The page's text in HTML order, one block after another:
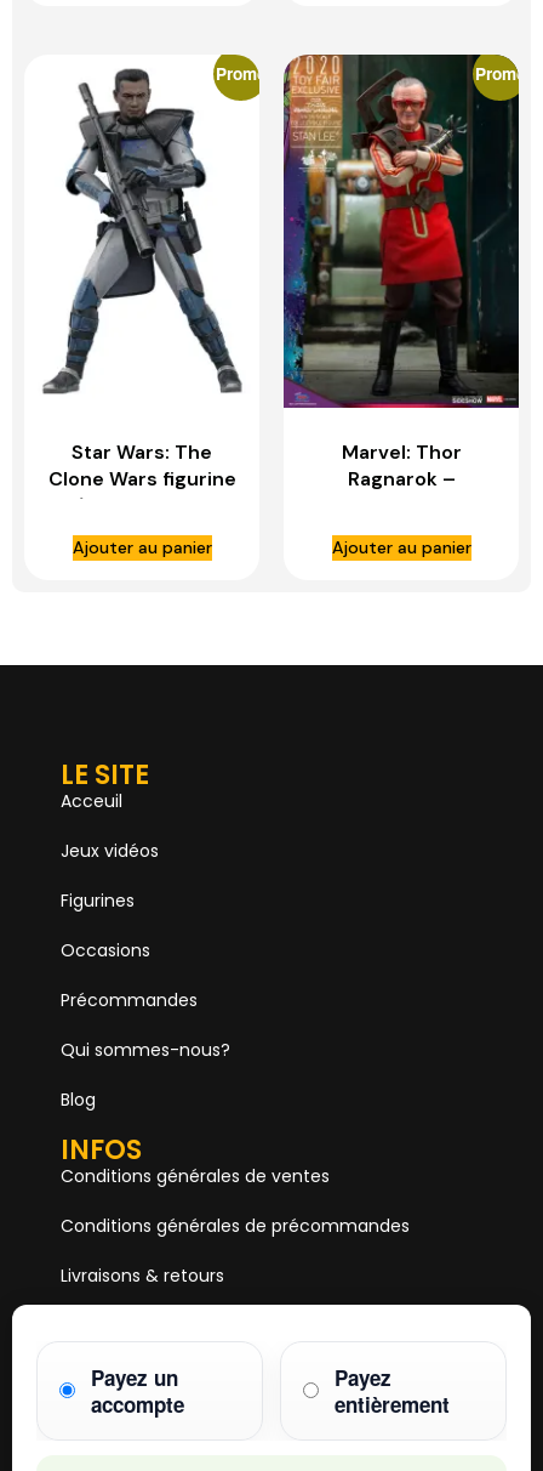
Payez un
accompte
Payez
entièrement
Promo
Star Wars: The
Clone Wars figurine
1/6 Arc Trooper
Fives – HOT TOYS
Ajouter au panier
Promo
Marvel: Thor
Ragnarok –
1:6 Scale Figure –
HOT TOYS
Ajouter au panier
LE SITE
Acceuil
Jeux vidéos
Figurines
Occasions
Précommandes
Qui sommes-nous?
Blog
INFOS
Conditions générales de ventes
Conditions générales de précommandes
Livraisons & retours
Paiements
HOBBY ONE